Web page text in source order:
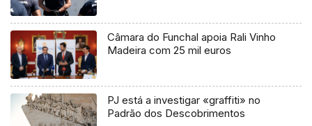
Câmara do Funchal apoia Rali Vinho
Madeira com 25 mil euros
PJ está a investigar «graffiti» no
Padrão dos Descobrimentos